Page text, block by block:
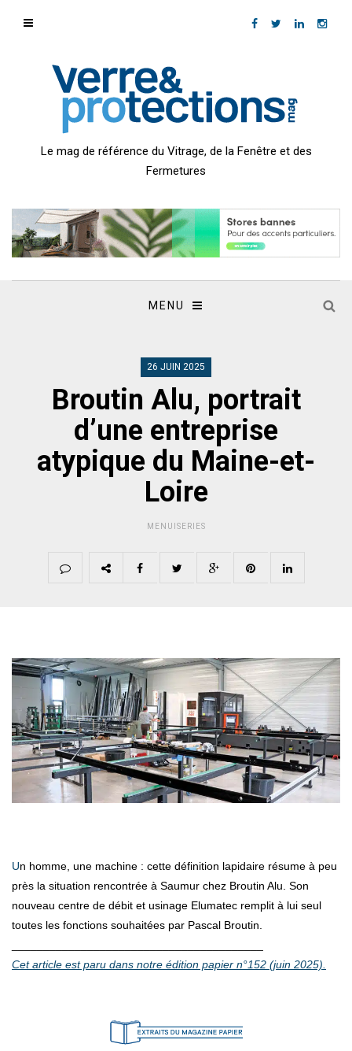
Le mag de référence du Vitrage, de la Fenêtre et des
Fermetures
MENU
26 JUIN 2025
Broutin Alu, portrait
d’une entreprise
atypique du Maine-et-
Loire
MENUISERIES
Un homme, une machine : cette définition lapidaire résume à peu
près la situation rencontrée à Saumur chez Broutin Alu. Son
nouveau centre de débit et usinage Elumatec remplit à lui seul
toutes les fonctions souhaitées par Pascal Broutin.
Cet article est paru dans notre édition papier n°152 (juin 2025).